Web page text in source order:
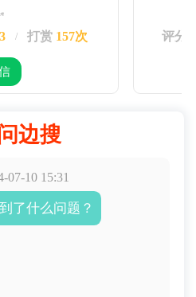
理
/ 打赏 157次 评分
边搜
07-10 15:31
了什么问题？